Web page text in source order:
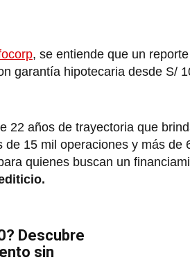
, se entiende que un
garantía hipotecaria desde S/
22 años de trayectoria que
15 mil operaciones y más de
quienes buscan un
Descubre
sin